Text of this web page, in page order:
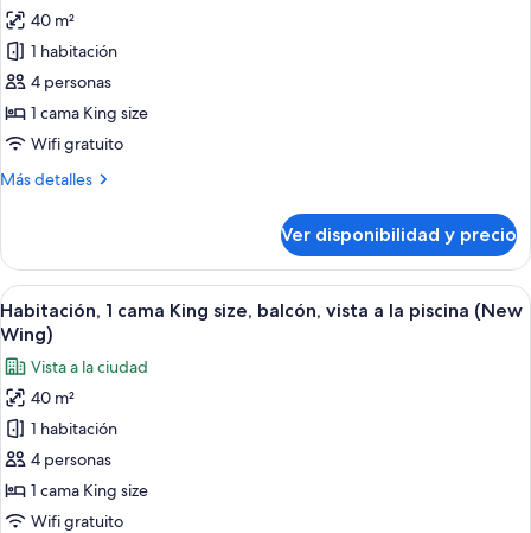
de
Habitación,
1
cama
King
balcón,
la
ciudad
(Guest
-
New
Wing)
40 m²
1 habitación
4 personas
1 cama King size
Wifi gratuito
Más detalles
Más
1
cama
King
size,
balcón,
vista
a
la
ciudad
(Guest
New
Wing)
Ver disponibilidad y precio
Ver
todas
las
fotos
de
Habitación,
1
cama
King
Una piscina con sillas de descanso y
9
Habitación, 1 cama King size, balcón, vista a la piscina (New
Wing)
Vista a la ciudad
40 m²
1 habitación
4 personas
1 cama King size
Wifi gratuito